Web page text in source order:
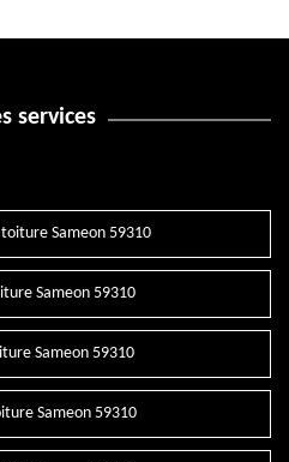
services
Sameon 59310
Sameon 59310
Sameon 59310
Sameon 59310